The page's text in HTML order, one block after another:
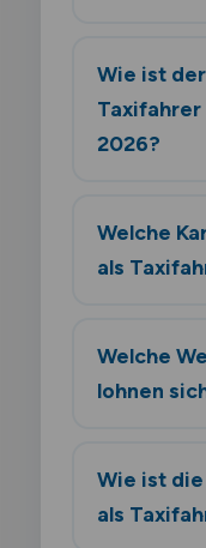
Wie ist
2026?
Welche
als
Welche
lohnen
Wie ist
als